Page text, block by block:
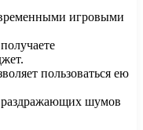
игровыми
пользоваться ею
раздражающих шумов